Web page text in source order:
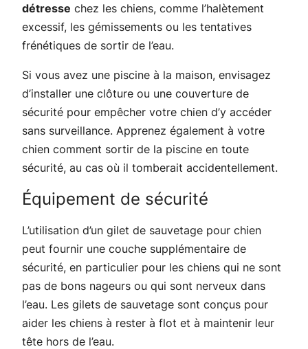
détresse chez les chiens, comme l’halètement
excessif, les gémissements ou les tentatives
frénétiques de sortir de l’eau.
Si vous avez une piscine à la maison, envisagez
d’installer une clôture ou une couverture de
sécurité pour empêcher votre chien d’y accéder
sans surveillance. Apprenez également à votre
chien comment sortir de la piscine en toute
sécurité, au cas où il tomberait accidentellement.
Équipement de sécurité
L’utilisation d’un gilet de sauvetage pour chien
peut fournir une couche supplémentaire de
sécurité, en particulier pour les chiens qui ne sont
pas de bons nageurs ou qui sont nerveux dans
l’eau. Les gilets de sauvetage sont conçus pour
aider les chiens à rester à flot et à maintenir leur
tête hors de l’eau.